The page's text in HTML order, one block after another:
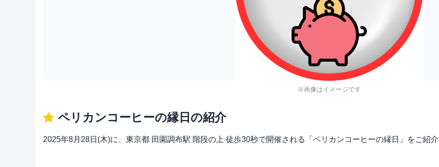
※画像はイメージです
ペリカンコーヒーの縁日の紹介
2025年8月28日(木)に、東京都 田園調布駅 階段の上 徒歩30秒で開催される「ペリカンコーヒーの縁日」をご紹